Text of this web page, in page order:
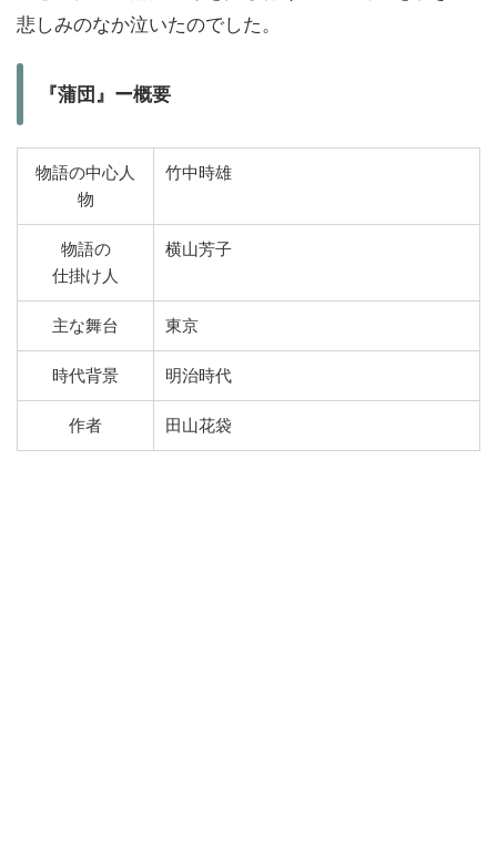
悲しみのなか泣いたのでした。
『蒲団』ー概要
物語の中心人
物
竹中時雄
物語の
仕掛け人
横山芳子
主な舞台 東京
時代背景 明治時代
作者 田山花袋